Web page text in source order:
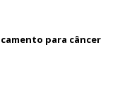
para câncer